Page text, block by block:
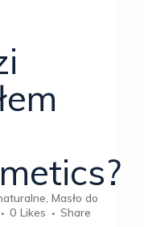
Masło do
0 Likes Share